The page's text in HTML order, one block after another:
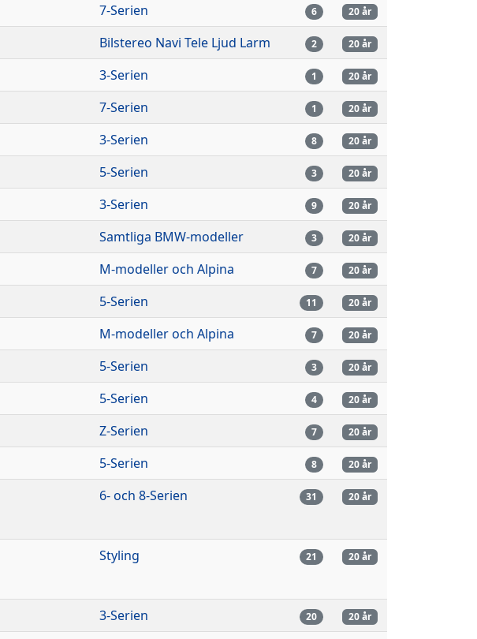
7-Serien 6 20 år
Bilstereo Navi Tele Ljud Larm 2 20 år
3-Serien 1 20 år
7-Serien 1 20 år
3-Serien 8 20 år
5-Serien 3 20 år
3-Serien 9 20 år
Samtliga BMW-modeller 3 20 år
M-modeller och Alpina 7 20 år
5-Serien 11 20 år
M-modeller och Alpina 7 20 år
5-Serien 3 20 år
5-Serien 4 20 år
Z-Serien 7 20 år
5-Serien 8 20 år
6- och 8-Serien 31 20 år
Styling 21 20 år
3-Serien 20 20 år